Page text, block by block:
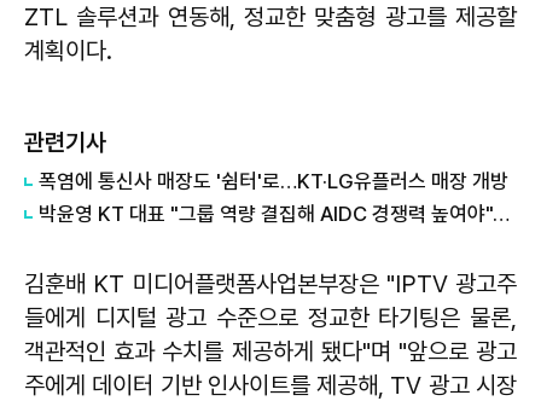
ZTL 솔루션과 연동해, 정교한 맞춤형 광고를 제공할
계획이다.
관련기사
폭염에 통신사 매장도 '쉼터'로…KT·LG유플러스 매장 개방
박윤영 KT 대표 "그룹 역량 결집해 AIDC 경쟁력 높여야"…목동 KT클라우드 방문
김훈배 KT 미디어플랫폼사업본부장은 "IPTV 광고주
들에게 디지털 광고 수준으로 정교한 타기팅은 물론,
객관적인 효과 수치를 제공하게 됐다"며 "앞으로 광고
주에게 데이터 기반 인사이트를 제공해, TV 광고 시장